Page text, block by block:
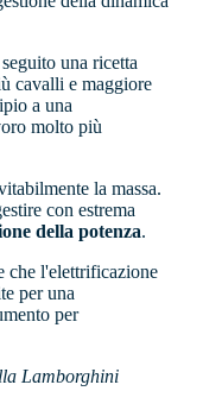
una ricetta
cavalli e maggiore
a una
molto più
la massa.
con estrema
della potenza.
che l'elettrificazione
per una
per
Lamborghini